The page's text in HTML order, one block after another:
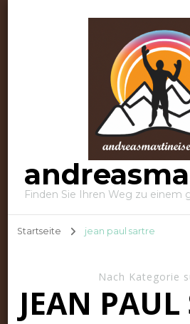
Finden Sie Ihren Weg zu einem
Startseite jean paul sartre
Nach Kategorie
JEAN PAUL